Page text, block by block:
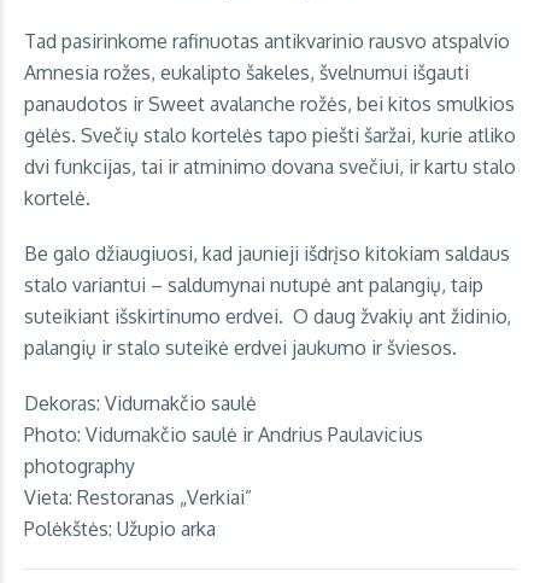
Tad pasirinkome rafinuotas antikvarinio rausvo atspalvio
Amnesia rožes, eukalipto šakeles, švelnumui išgauti
panaudotos ir Sweet avalanche rožės, bei kitos smulkios
gėlės. Svečių stalo kortelės tapo piešti šaržai, kurie atliko
dvi funkcijas, tai ir atminimo dovana svečiui, ir kartu stalo
kortelė.
Be galo džiaugiuosi, kad jaunieji išdrįso kitokiam saldaus
stalo variantui – saldumynai nutupė ant palangių, taip
suteikiant išskirtinumo erdvei. O daug žvakių ant židinio,
palangių ir stalo suteikė erdvei jaukumo ir šviesos.
Dekoras: Vidurnakčio saulė
Photo: Vidurnakčio saulė irAndrius Paulavicius
photography
Vieta: Restoranas „Verkiai”
Polėkštės: Užupio arka